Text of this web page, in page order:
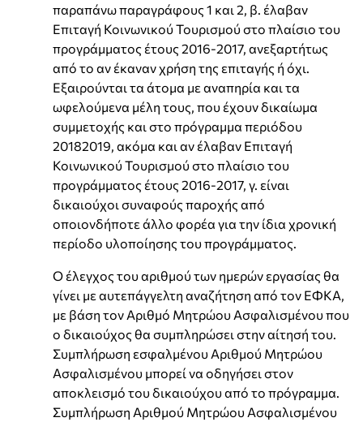
παραπάνω παραγράφους 1 και 2, β. έλαβαν
Επιταγή Κοινωνικού Τουρισμού στο πλαίσιο του
προγράμματος έτους 2016-2017, ανεξαρτήτως
από το αν έκαναν χρήση της επιταγής ή όχι.
Εξαιρούνται τα άτομα με αναπηρία και τα
ωφελούμενα μέλη τους, που έχουν δικαίωμα
συμμετοχής και στο πρόγραμμα περιόδου
20182019, ακόμα και αν έλαβαν Επιταγή
Κοινωνικού Τουρισμού στο πλαίσιο του
προγράμματος έτους 2016-2017, γ. είναι
δικαιούχοι συναφούς παροχής από
οποιονδήποτε άλλο φορέα για την ίδια χρονική
περίοδο υλοποίησης του προγράμματος.
Ο έλεγχος του αριθμού των ημερών εργασίας θα
γίνει με αυτεπάγγελτη αναζήτηση από τον ΕΦΚΑ,
με βάση τον Αριθμό Μητρώου Ασφαλισμένου που
ο δικαιούχος θα συμπληρώσει στην αίτησή του.
Συμπλήρωση εσφαλμένου Αριθμού Μητρώου
Ασφαλισμένου μπορεί να οδηγήσει στον
αποκλεισμό του δικαιούχου από το πρόγραμμα.
Συμπλήρωση Αριθμού Μητρώου Ασφαλισμένου